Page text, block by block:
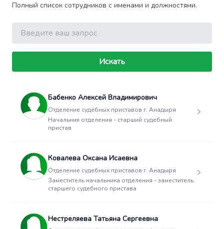
Полный список сотрудников с именами и должностями.
Поиск
Искать
Бабенко Алексей Владимирович
Отделение судебных приставов г. Анадыря
Начальник отделения - старший судебный
пристав
Ковалева Оксана Исаевна
Отделение судебных приставов г. Анадыря
Заместитель начальника отделения - заместитель
старшего судебного пристава
Нестреляева Татьяна Сергеевна